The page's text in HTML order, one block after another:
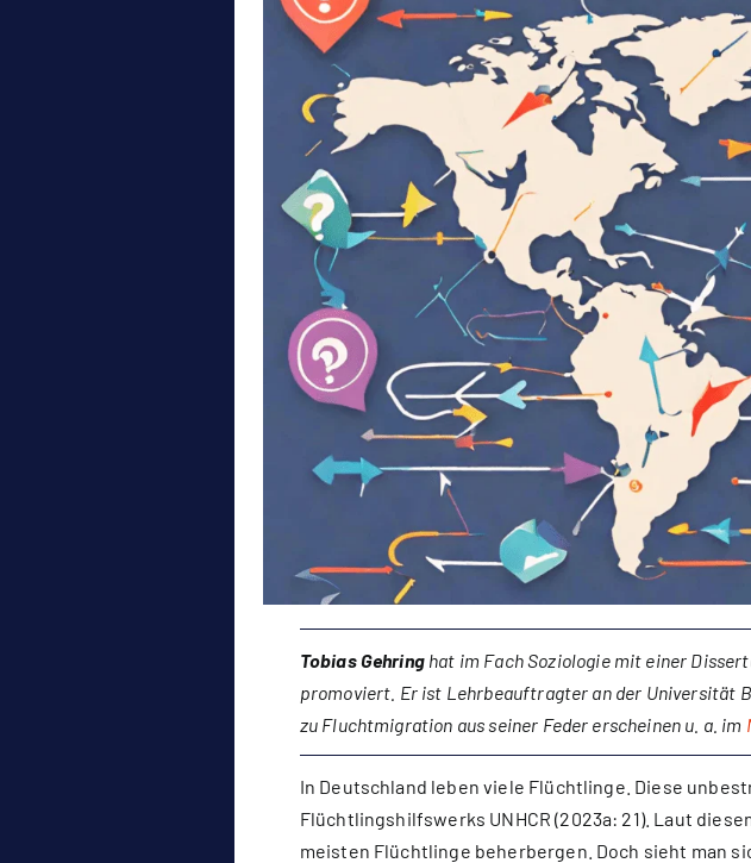
Tobias Gehringhat im Fach Soziologie mit einer
promoviert. Er ist Lehrbeauftragter an der Universität
zu Fluchtmigration aus seiner Feder erscheinen u. a. im
In Deutschland leben viele Flüchtlinge. Diese
Flüchtlingshilfswerks UNHCR (2023a: 21). Laut
meisten Flüchtlinge beherbergen. Doch sieht man